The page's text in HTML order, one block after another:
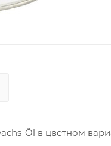
Öl в цветном